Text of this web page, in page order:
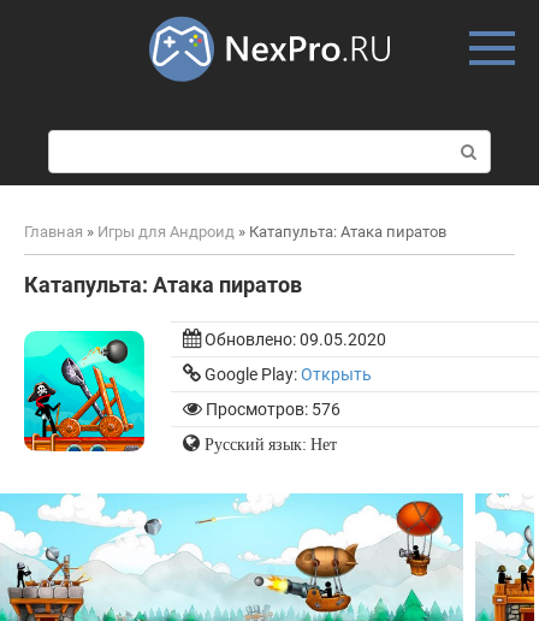
о
и
к
Главная » Игры для Андроид » Катапульта: Атака пиратов
Катапульта: Атака пиратов
Обновлено:09.05.2020
Google Play:Открыть
Просмотров: 576
Русский язык: Нет